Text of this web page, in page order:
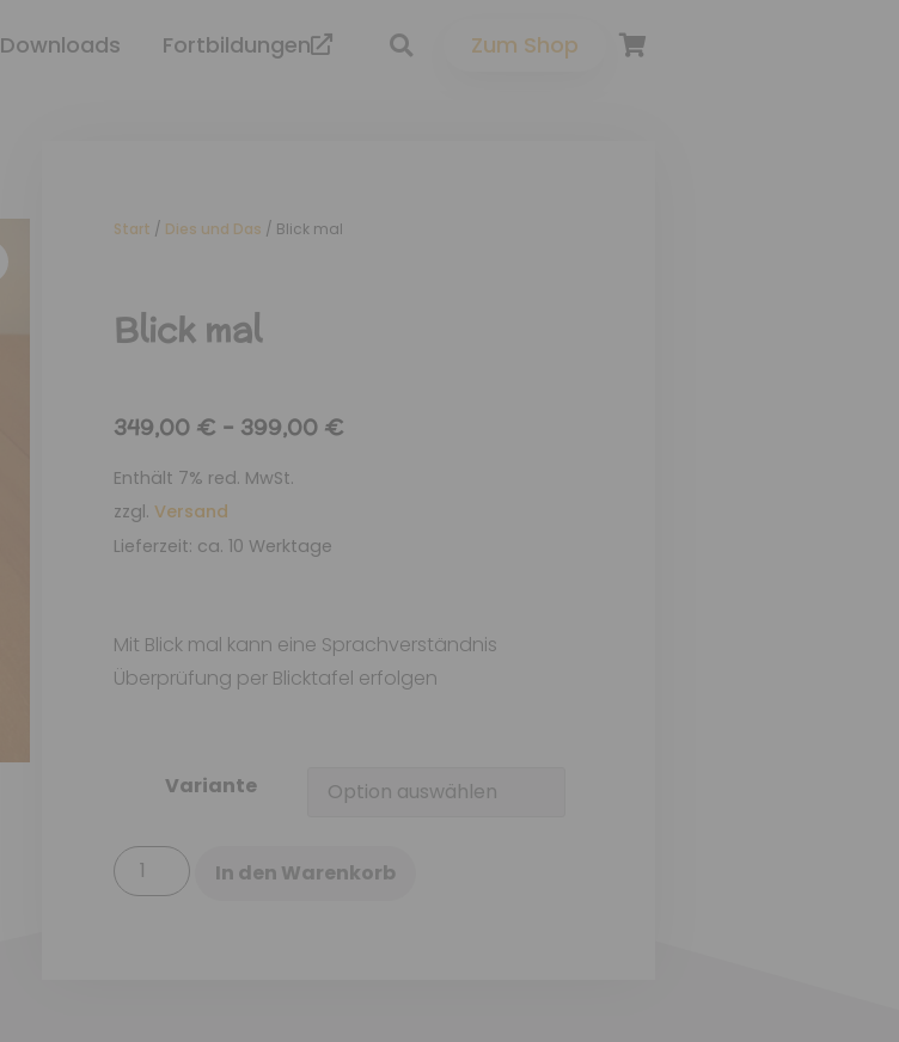
Downloads Fortbildungen Zum Shop
Start / Dies und Das / Blick mal
Blick mal
349,00 € – 399,00 €
Enthält 7% red. MwSt.
zzgl. Versand
Lieferzeit: ca. 10 Werktage
Mit Blick mal kann eine Sprachverständnis
Überprüfung per Blicktafel erfolgen
Variante
In den Warenkorb